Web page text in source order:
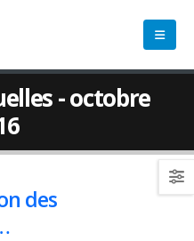
- octobre
des